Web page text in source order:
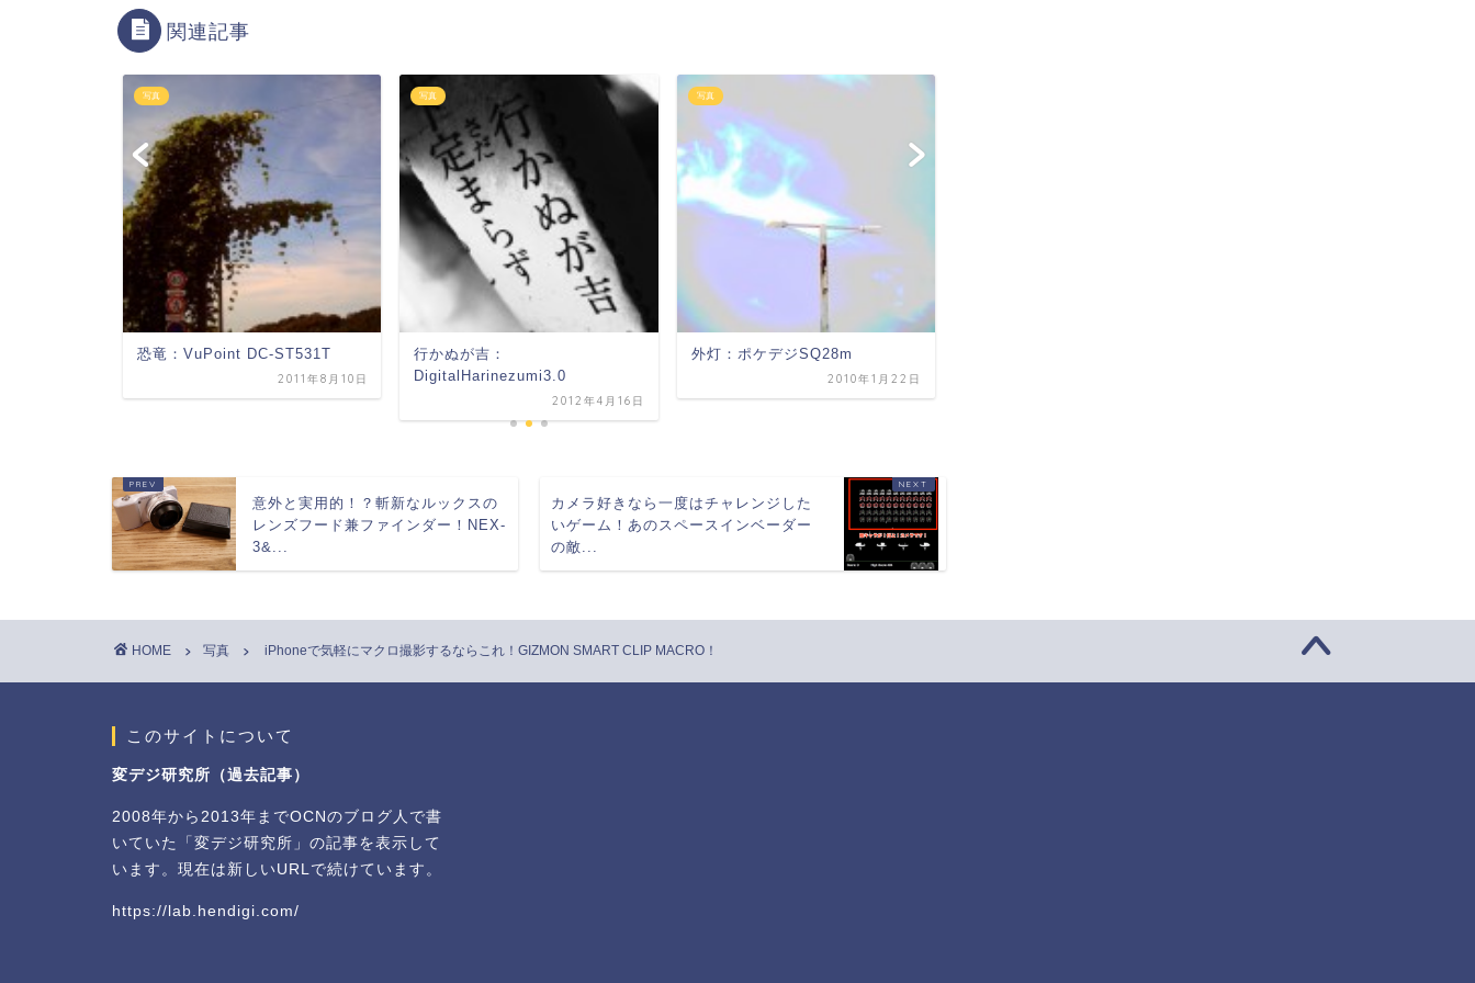
関連記事
写真
恐竜：VuPoint DC-ST531T
2011年8月10日
写真
行かぬが吉：
DigitalHarinezumi3.0
2012年4月16日
写真
外灯：ポケデジSQ28m
2010年1月22日
意外と実用的！？斬新なルックスの
レンズフード兼ファインダー！NEX-
3&...
カメラ好きなら一度はチャレンジした
いゲーム！あのスペースインベーダー
の敵...
HOME 写真 iPhoneで気軽にマクロ撮影するならこれ！GIZMON SMART CLIP MACRO！
このサイトについて
変デジ研究所（過去記事）
2008年から2013年までOCNのブログ人で書
いていた「変デジ研究所」の記事を表示して
います。現在は新しいURLで続けています。
https://lab.hendigi.com/